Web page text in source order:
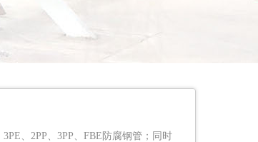
、2PP、3PP、FBE防腐钢管；同时